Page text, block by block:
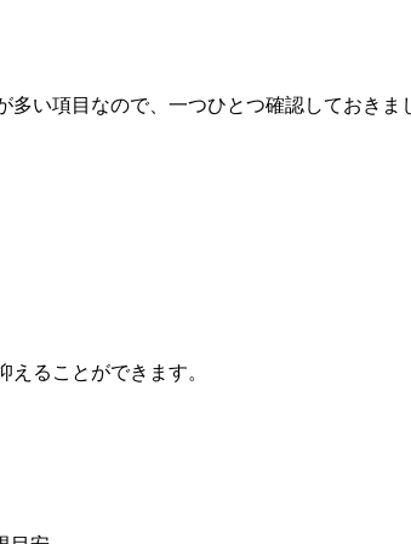
い項目なので、一つひとつ確認しておきま
ることができます。